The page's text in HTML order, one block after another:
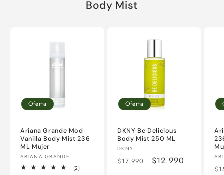
Body Mist
Oferta
Ariana Grande Mod
Vanilla Body Mist 236
ML Mujer
Proveedor:
ARIANA GRANDE
(2)2
Oferta
DKNY Be Delicious
Body Mist 250 ML
Proveedor:
DKNY
Precio
$17.990
Precio
$12.990